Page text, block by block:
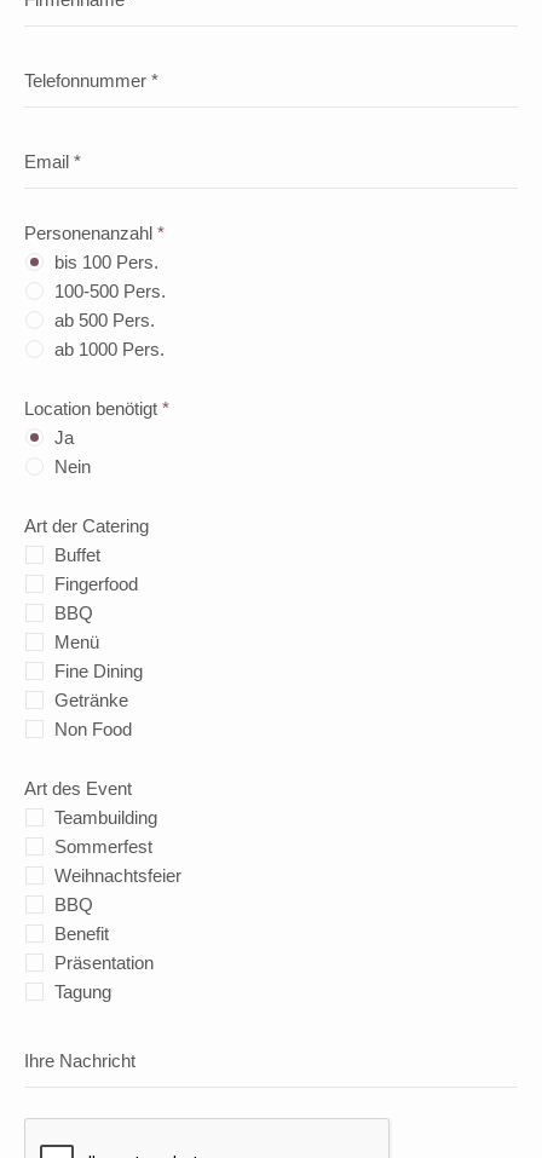
Personenanzahl*
bis 100 Pers.
100-500 Pers.
ab 500 Pers.
ab 1000 Pers.
Location benötigt*
Ja
Nein
Art der Catering
Buffet
Fingerfood
BBQ
Menü
Fine Dining
Getränke
Non Food
Art des Event
Teambuilding
Sommerfest
Weihnachtsfeier
BBQ
Benefit
Präsentation
Tagung